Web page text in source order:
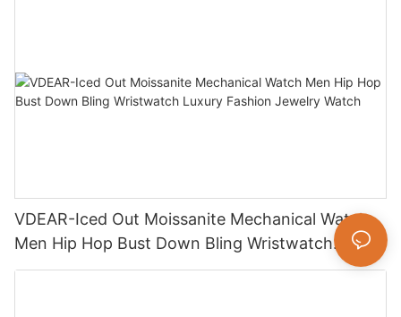
VDEAR-Iced Out Moissanite Mechanical Watch
Men Hip Hop Bust Down Bling Wristwatch
Luxury Fashion Jewelry Watch